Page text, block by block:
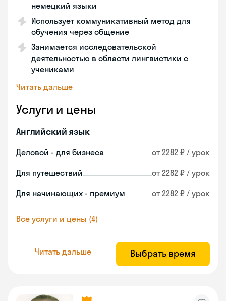
немецкий языки
Использует коммуникативный метод для
обучения через общение
Занимается исследовательской
деятельностью в области лингвистики с
учениками
Читать дальше
Услуги и цены
Английский язык
Деловой - для бизнеса от 2282 ₽ / урок
Для путешествий от 2282 ₽ / урок
Для начинающих - премиум от 2282 ₽ / урок
Все услуги и цены (4)
Читать дальше Выбрать время